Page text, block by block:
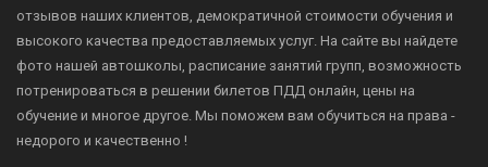
отзывов наших клиентов, демократичной стоимости обучения и
высокого качества предоставляемых услуг. На сайте вы найдете
фото нашей автошколы, расписание занятий групп, возможность
потренироваться в решении билетов ПДД онлайн, цены на
обучение и многое другое. Мы поможем вам обучиться на права -
недорого и качественно !